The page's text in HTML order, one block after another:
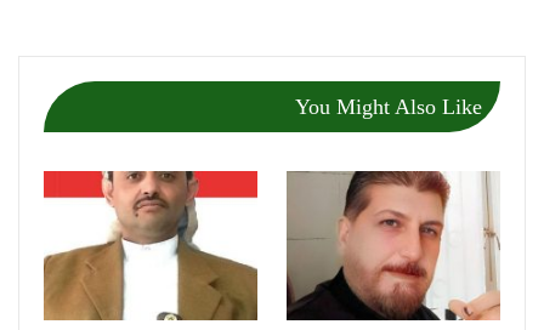
You Might Also Like